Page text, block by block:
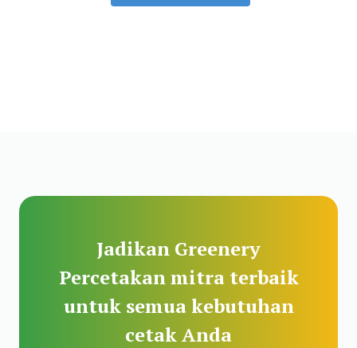
Jadikan Greenery
Percetakan mitra terbaik
untuk semua kebutuhan
cetak Anda